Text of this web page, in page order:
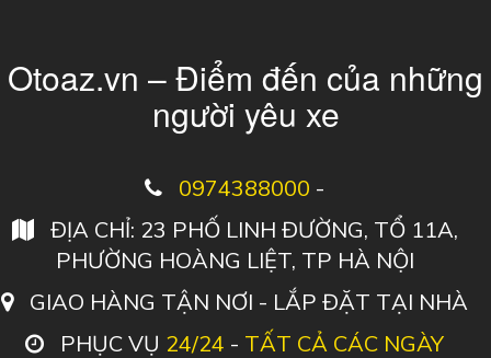
Otoaz.vn – Điểm đến của những
người yêu xe
0974388000 -
ĐỊA CHỈ: 23 PHỐ LINH ĐƯỜNG, TỔ 11A,
PHƯỜNG HOÀNG LIỆT, TP HÀ NỘI
GIAO HÀNG TẬN NƠI - LẮP ĐẶT TẠI NHÀ
PHỤC VỤ 24/24 - TẤT CẢ CÁC NGÀY